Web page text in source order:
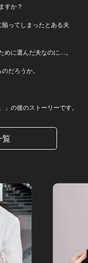
すか？
ってしまったとある夫
めに選んだ夫なのに…。
だろうか。
」の後のストーリーです。
覧